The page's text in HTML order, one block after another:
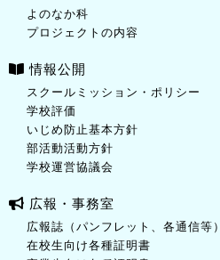
よのなか科
プロジェクトの内容
情報公開
スクールミッション・ポリシー
学校評価
いじめ防止基本方針
部活動活動方針
学校運営協議会
広報・事務室
広報誌（パンフレット、各通信等）
在校生向け各種証明書